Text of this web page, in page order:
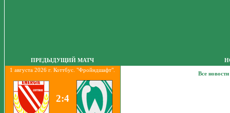
ПРЕДЫДУЩИЙ МАТЧ
1 августа 2026 г. Коттбус. "Фройндшафт".
2:4
Все